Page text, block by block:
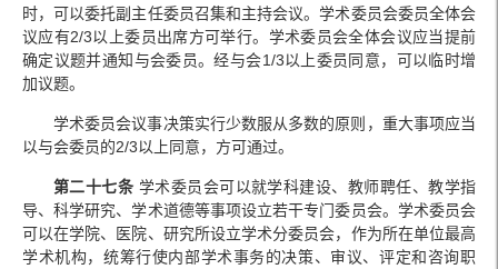
时，可以委托副主任委员召集和主持会议。学术委员会委员全体会
议应有2/3以上委员出席方可举行。学术委员会全体会议应当提前
确定议题并通知与会委员。经与会1/3以上委员同意，可以临时增
加议题。
学术委员会议事决策实行少数服从多数的原则，重大事项应当
以与会委员的2/3以上同意，方可通过。
第二十七条 学术委员会可以就学科建设、教师聘任、教学指
导、科学研究、学术道德等事项设立若干专门委员会。学术委员会
可以在学院、医院、研究所设立学术分委员会，作为所在单位最高
学术机构，统筹行使内部学术事务的决策、审议、评定和咨询职